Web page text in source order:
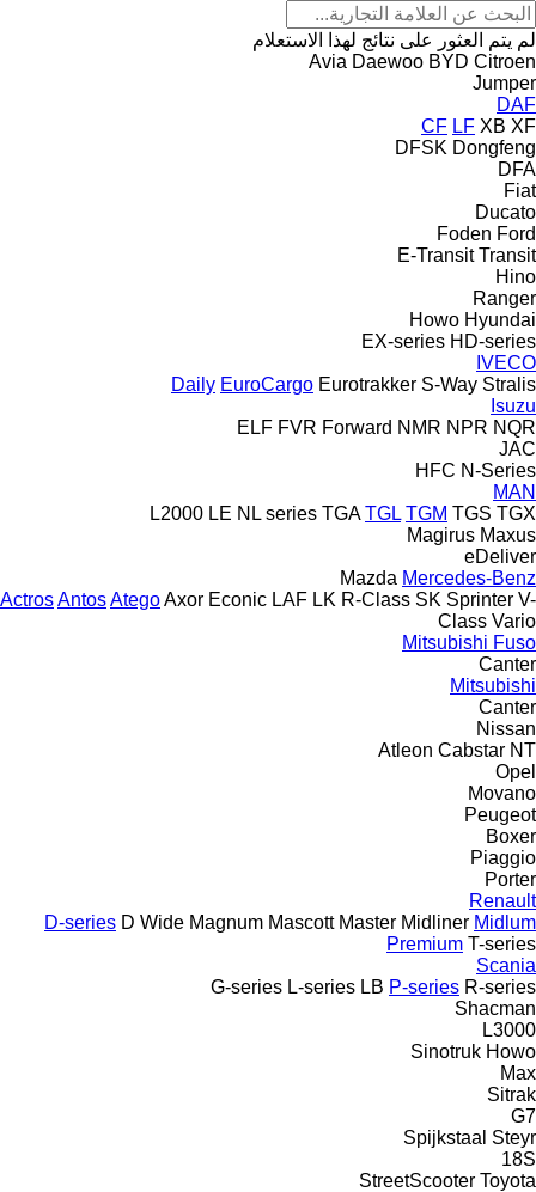
لم يتم العثور على نتائج لهذا الاستعلام
Avia Daewoo BYD Citroen
Jumper
DAF
CF LF XB XF
DFSK Dongfeng
DFA
Fiat
Ducato
Foden Ford
E-Transit Transit
Hino
Ranger
Howo Hyundai
EX-series HD-series
IVECO
Daily EuroCargo Eurotrakker S-Way Stralis
Isuzu
ELF FVR Forward NMR NPR NQR
JAC
HFC N-Series
MAN
L2000 LE NL series TGA TGL TGM TGS TGX
Magirus Maxus
eDeliver
Mazda Mercedes-Benz
ActrosAntosAtegoAxor Econic LAF LK R-Class SK Sprinter V-
Class Vario
Mitsubishi Fuso
Canter
Mitsubishi
Canter
Nissan
Atleon Cabstar NT
Opel
Movano
Peugeot
Boxer
Piaggio
Porter
Renault
D-series D Wide Magnum Mascott Master Midliner Midlum
Premium T-series
Scania
G-series L-series LB P-series R-series
Shacman
L3000
Sinotruk Howo
Max
Sitrak
G7
Spijkstaal Steyr
18S
StreetScooter Toyota